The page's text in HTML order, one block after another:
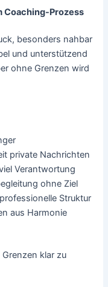
Coaching-Prozess
besonders nahbar
und unterstützend
ohne Grenzen wird
private Nachrichten
Verantwortung
ohne Ziel
Struktur
aus Harmonie
klar zu